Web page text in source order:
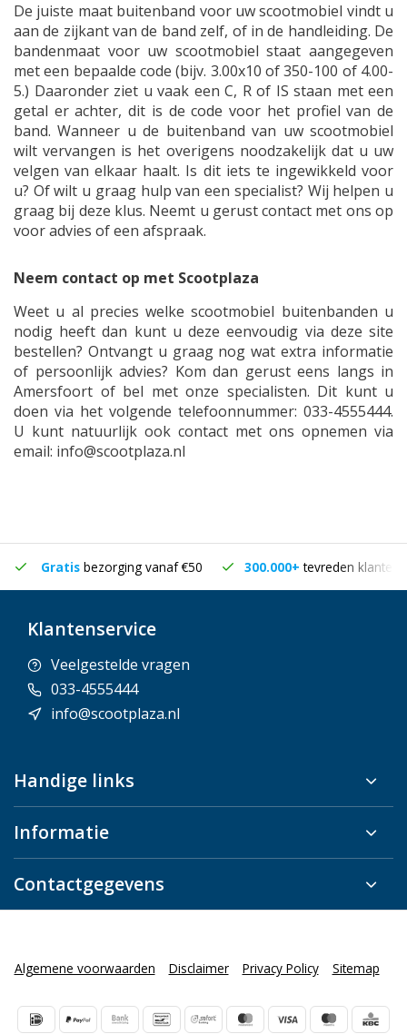
De juiste maat buitenband voor uw scootmobiel vindt u
aan de zijkant van de band zelf, of in de handleiding. De
bandenmaat voor uw scootmobiel staat aangegeven
met een bepaalde code (bijv. 3.00x10 of 350-100 of 4.00-
5.) Daaronder ziet u vaak een C, R of IS staan met een
getal er achter, dit is de code voor het profiel van de
band. Wanneer u de buitenband van uw scootmobiel
wilt vervangen is het overigens noodzakelijk dat u uw
velgen van elkaar haalt. Is dit iets te ingewikkeld voor
u? Of wilt u graag hulp van een specialist? Wij helpen u
graag bij deze klus. Neemt u gerust contact met ons op
voor advies of een afspraak.
Neem contact op met Scootplaza
Weet u al precies welke scootmobiel buitenbanden u
nodig heeft dan kunt u deze eenvoudig via deze site
bestellen? Ontvangt u graag nog wat extra informatie
of persoonlijk advies? Kom dan gerust eens langs in
Amersfoort of bel met onze specialisten. Dit kunt u
doen via het volgende telefoonnummer: 033-4555444.
U kunt natuurlijk ook contact met ons opnemen via
email: info@scootplaza.nl
Gratis bezorging vanaf €50 300.000+tevreden klanten
Klantenservice
Veelgestelde vragen
033-4555444
info@scootplaza.nl
Handige links
Informatie
Contactgegevens
Algemene voorwaarden Disclaimer Privacy Policy Sitemap